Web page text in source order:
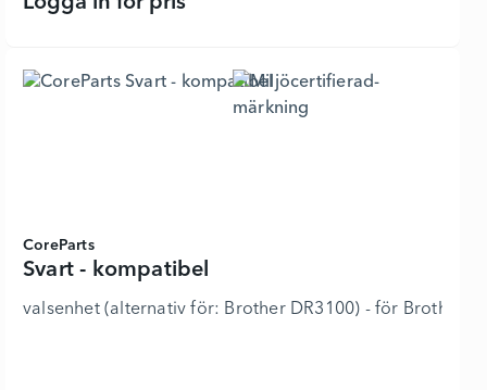
CoreParts
Svart - kompatibel
valsenhet (alternativ för: Brother DR3100) - för Brother